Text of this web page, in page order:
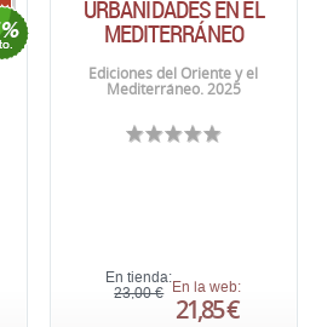
URBANIDADES EN EL
MEDITERRÁNEO
Ediciones del Oriente y el
Mediterráneo. 2025
En tienda:
23,00 € En la web:
21,85 €